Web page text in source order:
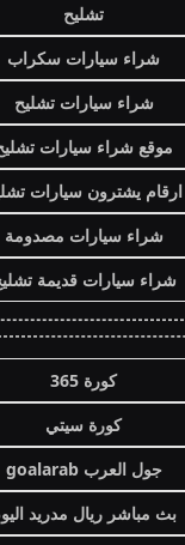
تشليح
شراء سيارات سكراب
شراء سيارات تشليح
موقع شراء سيارات
ارقام يشترون سيارات
شراء سيارات مصدومة
شراء سيارات قديمة
كورة 365
كورة سيتي
جول العرب goalarab
بث مباشر ريال مدريد